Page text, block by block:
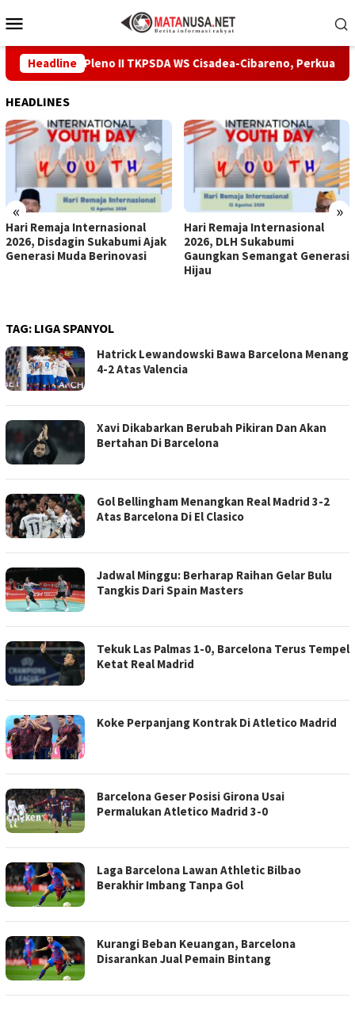
ke
Mobile
Headline
Pleno II TKPSDA WS Cisadea-Cibareno, Perkuat Sinergi
HEADLINES
« »
Hari Remaja Internasional
2026, Disdagin Sukabumi Ajak
Generasi Muda Berinovasi
Hari Remaja Internasional
2026, DLH Sukabumi
Gaungkan Semangat Generasi
Hijau
TAG: LIGA SPANYOL
Hatrick Lewandowski Bawa Barcelona Menang
4-2 Atas Valencia
Xavi Dikabarkan Berubah Pikiran Dan Akan
Bertahan Di Barcelona
Gol Bellingham Menangkan Real Madrid 3-2
Atas Barcelona Di El Clasico
Jadwal Minggu: Berharap Raihan Gelar Bulu
Tangkis Dari Spain Masters
Tekuk Las Palmas 1-0, Barcelona Terus Tempel
Ketat Real Madrid
Koke Perpanjang Kontrak Di Atletico Madrid
Barcelona Geser Posisi Girona Usai
Permalukan Atletico Madrid 3-0
Laga Barcelona Lawan Athletic Bilbao
Berakhir Imbang Tanpa Gol
Kurangi Beban Keuangan, Barcelona
Disarankan Jual Pemain Bintang